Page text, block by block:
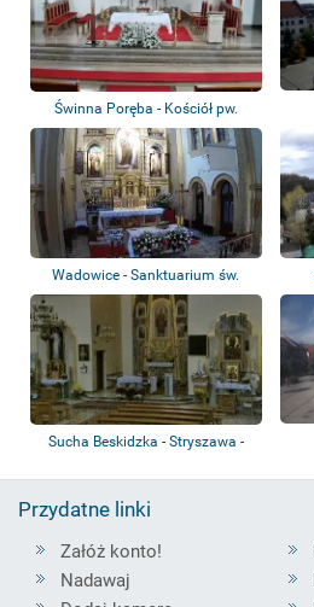
Świnna Poręba - Kościół pw.
Matki Bożej...
Wadowice - Sanktuarium św.
Józefa
Sucha Beskidzka - Stryszawa -
Przydatne linki
Załóż konto!
Nadawaj